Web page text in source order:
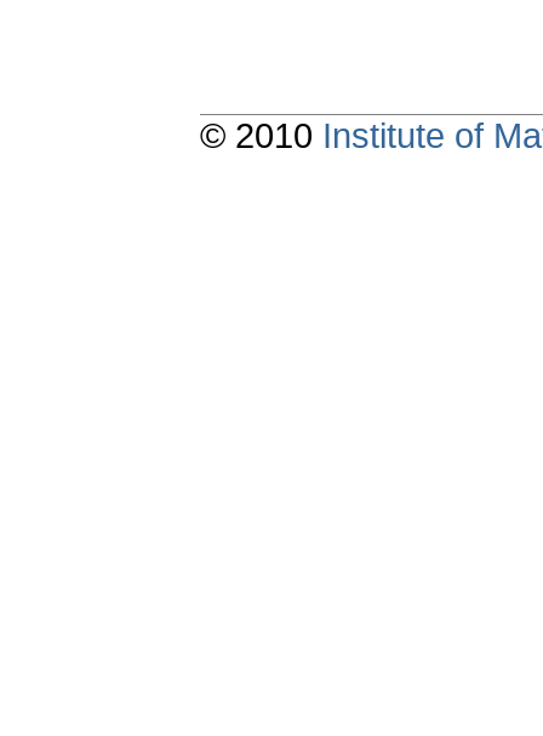
© 2010 Institute of